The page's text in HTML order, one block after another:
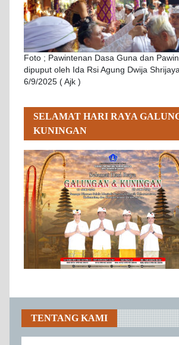
Foto ; Pawintenan Dasa Guna dan
dipuput oleh Ida Rsi Agung Dwija
6/9/2025 ( Ajk )
SELAMAT HARI RAYA
KUNINGAN
TENTANG KAMI